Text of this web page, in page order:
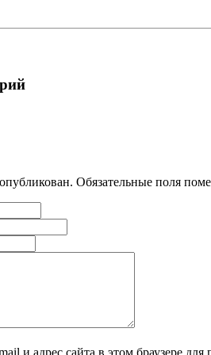
Обязательные поля
и адрес сайта в этом браузере